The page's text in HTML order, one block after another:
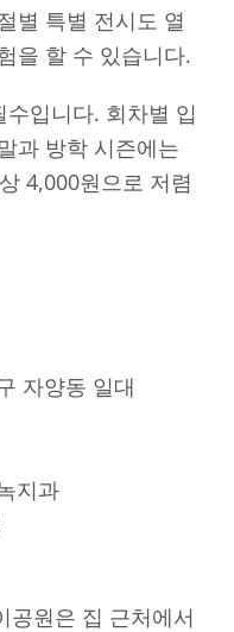
별 특별 전시도 열
을 할 수 있습니다.
입니다. 회차별 입
과 방학 시즌에는
4,000원으로 저렴
자양동 일대
지과
공원은 집 근처에서